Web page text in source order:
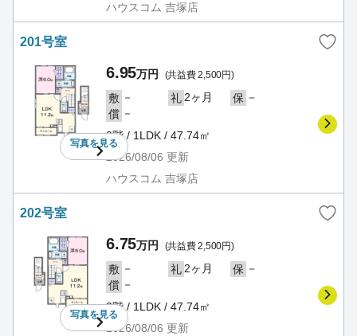
ハウスコム 吉塚店
201号室
写真を見る
6.95万円 (共益費 2,500円)
敷 － 礼2ヶ月 保 －
償 －
2階 / 1LDK / 47.74㎡
2026/08/06 更新
ハウスコム 吉塚店
202号室
写真を見る
6.75万円 (共益費 2,500円)
敷 － 礼2ヶ月 保 －
償 －
2階 / 1LDK / 47.74㎡
2026/08/06 更新